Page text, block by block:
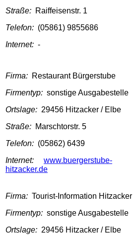
Straße: Raiffeisenstr. 1
Telefon: (05861) 9855686
Internet: -
Firma: Restaurant Bürgerstube
Firmentyp: sonstige Ausgabestelle
Ortslage: 29456 Hitzacker / Elbe
Straße: Marschtorstr. 5
Telefon: (05862) 6439
Internet:
www.buergerstube-
hitzacker.de
Firma: Tourist-Information Hitzacker
Firmentyp: sonstige Ausgabestelle
Ortslage: 29456 Hitzacker / Elbe